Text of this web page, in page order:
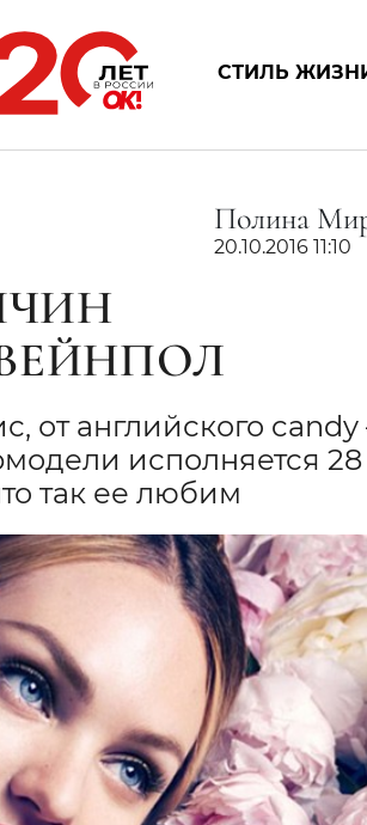
СТИЛЬ
Полина
20.10.2016 11:10
от английского
исполняется 28
так ее любим